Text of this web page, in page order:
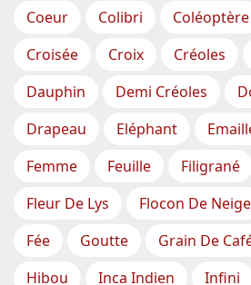
Coeur
Colibri Coléoptère
Croisée
Croix Créoles
Dauphin
Demi Créoles
Drapeau
Eléphant
Femme
Feuille Filigrané
Fleur De Lys
Flocon De Neige
Fée
Goutte Grain De
Hibou
Inca Indien Infini